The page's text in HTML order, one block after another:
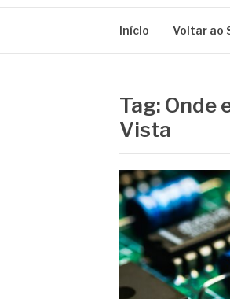
Início Voltar ao
Tag: Onde
Vista